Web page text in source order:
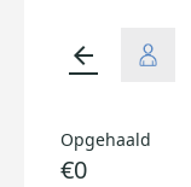
arrow_back
Opgehaald
€0